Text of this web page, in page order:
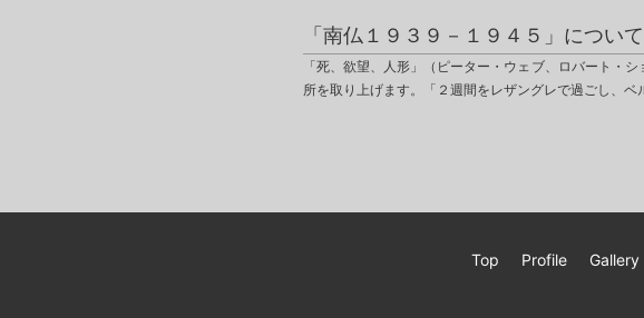
「南仏１９３９－１９４５」について
「死、欲望、人形」（ピーター・ウェブ、ロバート・
所を取り上げます。「２週間をレザングレで過ごし、
Top Profile Gallery